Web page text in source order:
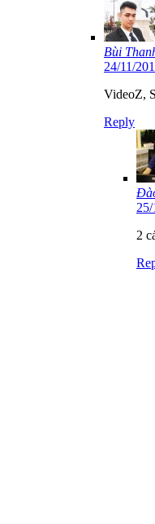
Bùi
24/11/
VideoZ,
Reply
2